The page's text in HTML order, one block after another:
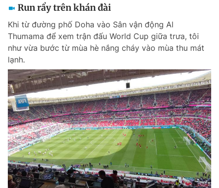
Run rẩy trên khán đài
Khi từ đường phố Doha vào Sân vận động Al
Thumama để xem trận đấu World Cup giữa trưa, tôi
như vừa bước từ mùa hè nắng cháy vào mùa thu mát
lạnh.